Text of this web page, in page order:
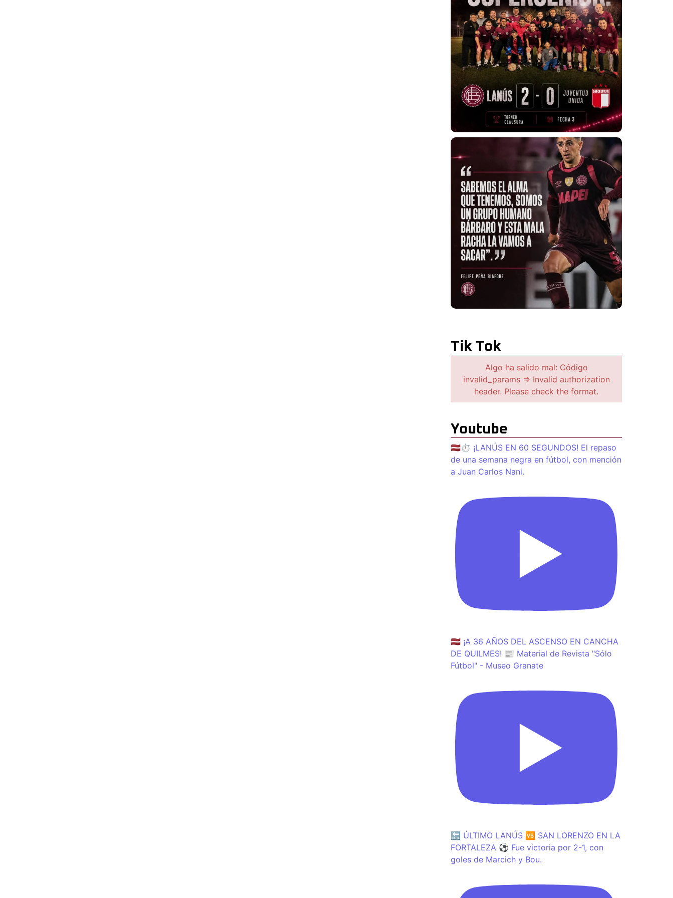
Tik Tok
Algo ha salido mal: Código
invalid_params => Invalid authorization
header. Please check the format.
Youtube
🇱🇻⏱️ ¡LANÚS EN 60 SEGUNDOS! El repaso
de una semana negra en fútbol, con mención
a Juan Carlos Nani.
🇱🇻 ¡A 36 AÑOS DEL ASCENSO EN CANCHA
DE QUILMES! 📰 Material de Revista "Sólo
Fútbol" - Museo Granate
🔙 ÚLTIMO LANÚS 🆚 SAN LORENZO EN LA
FORTALEZA ⚽️ Fue victoria por 2-1, con
goles de Marcich y Bou.